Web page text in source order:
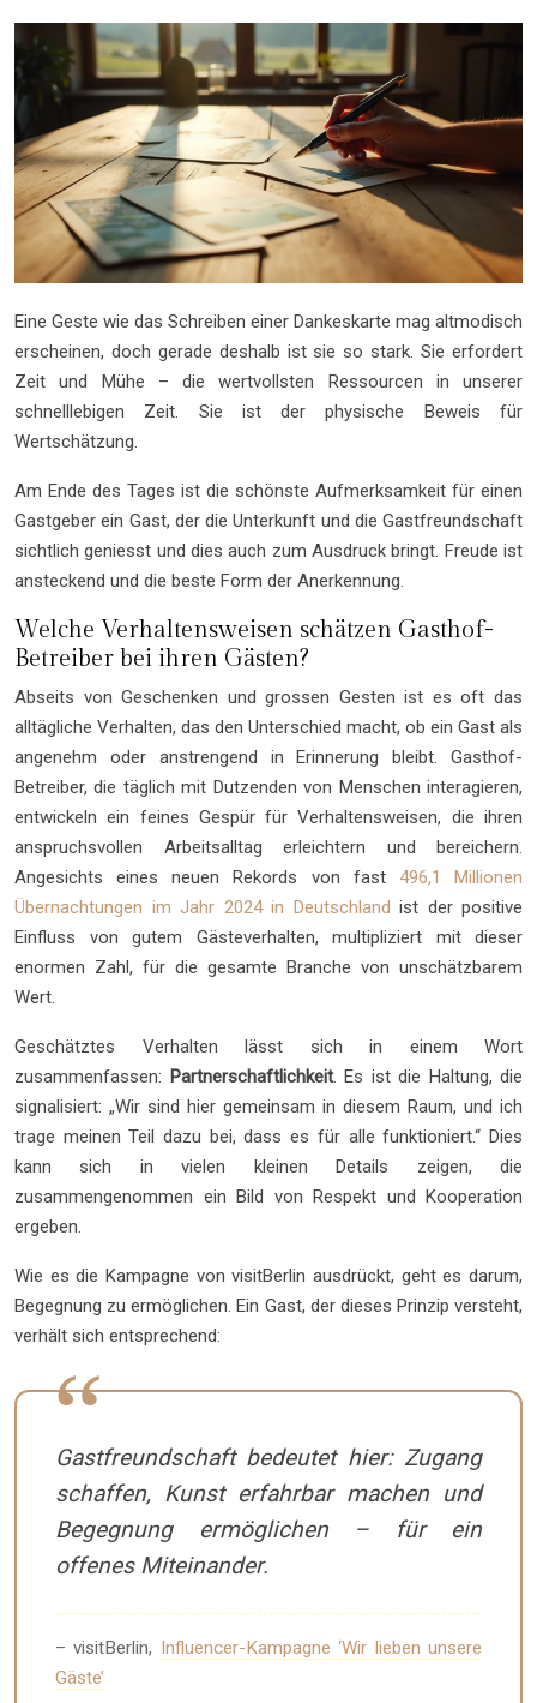
Eine Geste wie das Schreiben einer Dankeskarte mag altmodisch
erscheinen, doch gerade deshalb ist sie so stark. Sie erfordert
Zeit und Mühe – die wertvollsten Ressourcen in unserer
schnelllebigen Zeit. Sie ist der physische Beweis für
Wertschätzung.
Am Ende des Tages ist die schönste Aufmerksamkeit für einen
Gastgeber ein Gast, der die Unterkunft und die Gastfreundschaft
sichtlich geniesst und dies auch zum Ausdruck bringt. Freude ist
ansteckend und die beste Form der Anerkennung.
Welche Verhaltensweisen schätzen Gasthof-
Betreiber bei ihren Gästen?
Abseits von Geschenken und grossen Gesten ist es oft das
alltägliche Verhalten, das den Unterschied macht, ob ein Gast als
angenehm oder anstrengend in Erinnerung bleibt. Gasthof-
Betreiber, die täglich mit Dutzenden von Menschen interagieren,
entwickeln ein feines Gespür für Verhaltensweisen, die ihren
anspruchsvollen Arbeitsalltag erleichtern und bereichern.
Angesichts eines neuen Rekords von fast 496,1 Millionen
Übernachtungen im Jahr 2024 in Deutschland ist der positive
Einfluss von gutem Gästeverhalten, multipliziert mit dieser
enormen Zahl, für die gesamte Branche von unschätzbarem
Wert.
Geschätztes Verhalten lässt sich in einem Wort
zusammenfassen: Partnerschaftlichkeit. Es ist die Haltung, die
signalisiert: „Wir sind hier gemeinsam in diesem Raum, und ich
trage meinen Teil dazu bei, dass es für alle funktioniert.“ Dies
kann sich in vielen kleinen Details zeigen, die
zusammengenommen ein Bild von Respekt und Kooperation
ergeben.
Wie es die Kampagne von visitBerlin ausdrückt, geht es darum,
Begegnung zu ermöglichen. Ein Gast, der dieses Prinzip versteht,
verhält sich entsprechend:
Gastfreundschaft bedeutet hier: Zugang
schaffen, Kunst erfahrbar machen und
Begegnung ermöglichen – für ein
offenes Miteinander.
– visitBerlin,
Influencer-Kampagne ‘Wir lieben unsere
Gäste’